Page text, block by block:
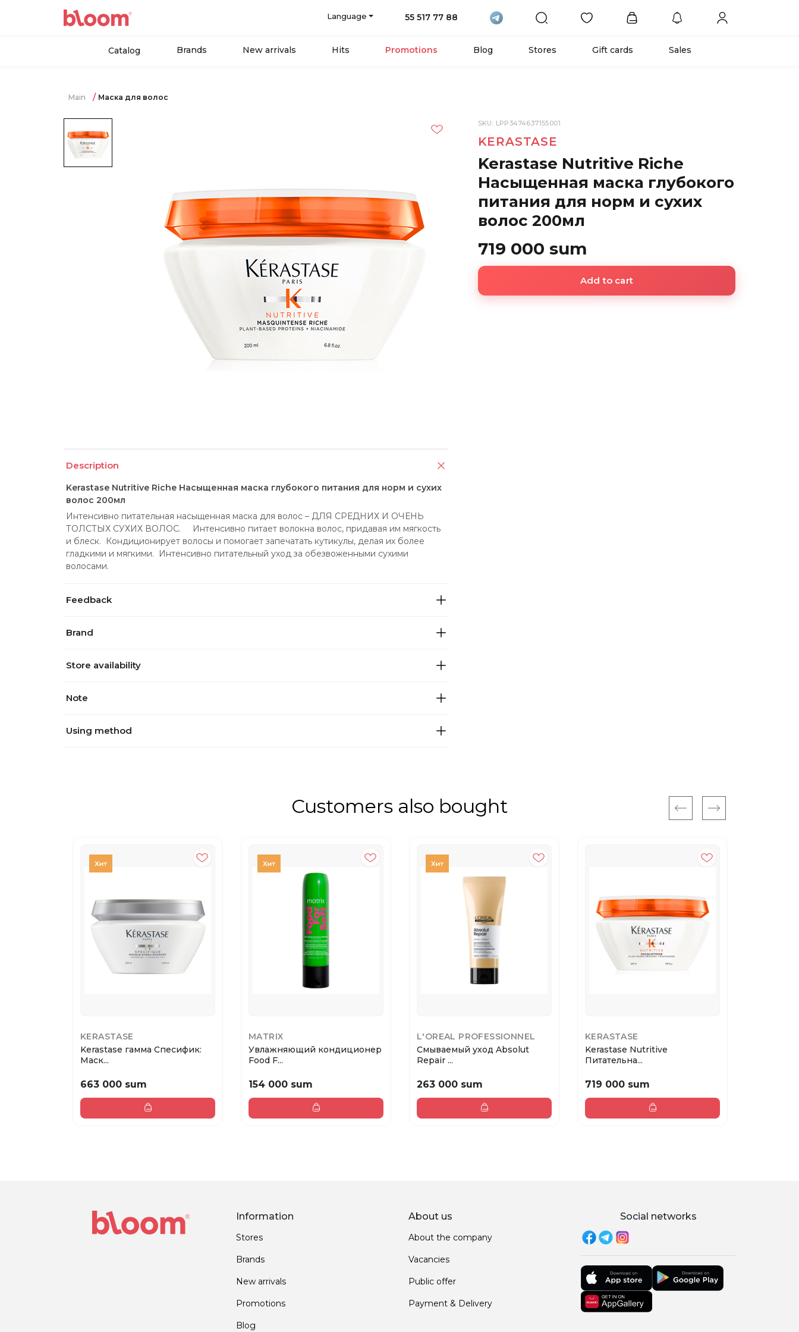
Language 55 517 77 88
Catalog Brands New arrivals Hits Promotions Blog Stores Gift cards Sales
Main Маска для волос
Description
Kerastase Nutritive Riсhe Насыщенная маска глубокого питания для норм и сухих
волос 200мл
Интенсивно питательная насыщенная маска для волос – ДЛЯ СРЕДНИХ И ОЧЕНЬ
ТОЛСТЫХ СУХИХ ВОЛОС.     Интенсивно питает волокна волос, придавая им мягкость
и блеск.  Кондиционирует волосы и помогает запечатать кутикулы, делая их более
гладкими и мягкими.  Интенсивно питательный уход за обезвоженными сухими
волосами.
Feedback
Brand
Store availability
Note
Using method
SKU: LPP3474637155001
KERASTASE
Kerastase Nutritive Riсhe
Насыщенная маска глубокого
питания для норм и сухих
волос 200мл
719 000 sum
Add to cart
Customers also bought
KERASTASE
Kerastase гамма Спесифик:
Маск...
663 000 sum
MATRIX
Увлажняющий кондиционер
Food F...
154 000 sum
L'OREAL PROFESSIONNEL
Смываемый уход Absolut
Repair ...
263 000 sum
KERASTASE
Kerastase Nutritive
Питательна...
719 000 sum
Information
Stores
Brands
New arrivals
Promotions
Blog
About us
About the company
Vacancies
Public offer
Payment & Delivery
Social networks